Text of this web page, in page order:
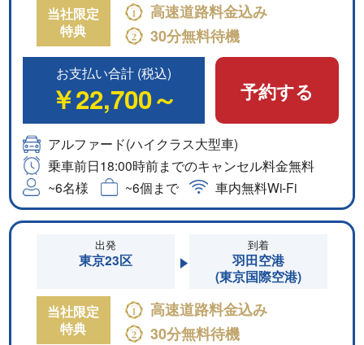
当社限定
特典
高速道路料金込み
30分無料待機
お支払い合計 (税込)
￥22,700～ 予約する
アルファード(ハイクラス大型車)
乗車前日18:00時前までのキャンセル料金無料
~6名様
~6個まで 車内無料Wi-Fi
出発
東京23区
到着
羽田空港
(東京国際空港)
当社限定
特典
高速道路料金込み
30分無料待機